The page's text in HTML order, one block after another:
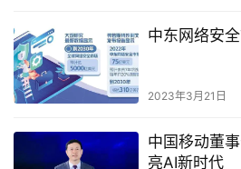
中东网络安
2023年3月21日
中国移动董
亮AI新时代